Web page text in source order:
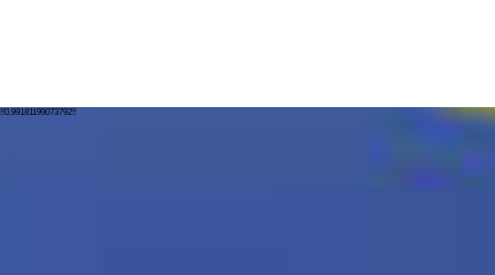
!!0.99181199073792!!